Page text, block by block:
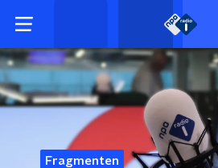
Fragmenten